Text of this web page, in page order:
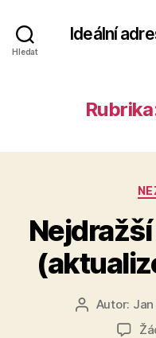
Hledat
Ideální
Autor
příspěvku
Autor: